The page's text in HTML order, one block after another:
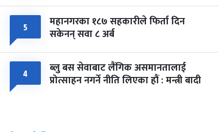
५ महानगरका १८७ सहकारीले फिर्ता दिन
सकेनन् सवा ८ अर्ब
४ ब्लु बस सेवाबाट लैंगिक असमानतालाई
प्रोत्साहन नगर्ने नीति लिएका हौं : मन्त्री बादी